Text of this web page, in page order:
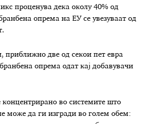
проценува дека околу 40% од
опрема на ЕУ се увезуваат од
приближно две од секои пет евра
опрема одат кај добавувачи
концентрирано во системите што
може да ги изгради во голем обем: